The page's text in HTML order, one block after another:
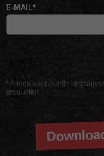
* Alleen voor eerste
producten
E-MAIL*